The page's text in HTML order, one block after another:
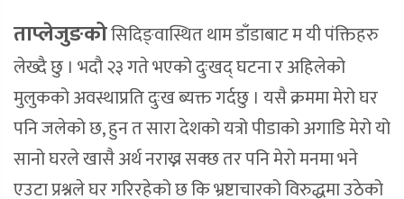
ताप्लेजुङकोसिदिङ्वास्थित थाम डाँडाबाट म यी पंक्तिहरु
लेख्दै छु । भदौ २३ गते भएको दुःखद् घटना र अहिलेको
मुलुकको अवस्थाप्रति दुःख ब्यक्त गर्दछु । यसै क्रममा मेरो घर
पनि जलेको छ, हुन त सारा देशको यत्रो पीडाको अगाडि मेरो यो
सानो घरले खासै अर्थ नराख्न सक्छ तर पनि मेरो मनमा भने
एउटा प्रश्नले घर गरिरहेको छ कि भ्रष्टाचारको विरुद्धमा उठेको